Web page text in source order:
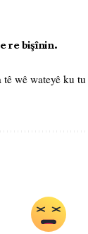
re bişînin.
wê wateyê ku tu